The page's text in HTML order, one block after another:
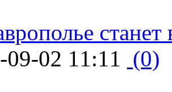
09-02 11:11 (0)